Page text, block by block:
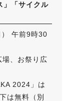
」「サイクル
午前9時30
、お祭り広
2024」は
は無料（別